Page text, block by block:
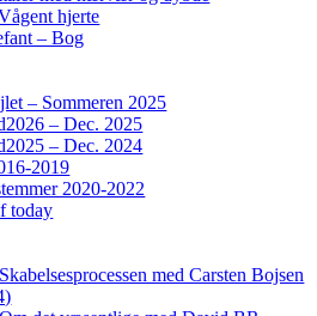
hjerte
– Bog
– Sommeren 2025
– Dec. 2025
– Dec. 2024
2019
2020-2022
today
med Carsten Bojsen